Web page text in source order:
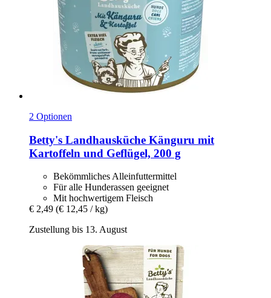
2 Optionen
Betty's Landhausküche Känguru mit
Kartoffeln und Geflügel, 200 g
Bekömmliches Alleinfuttermittel
Für alle Hunderassen geeignet
Mit hochwertigem Fleisch
€ 2,49 (€ 12,45 / kg)
Zustellung bis 13. August